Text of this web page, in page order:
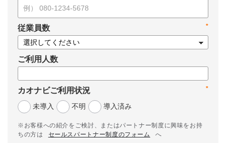
*
従業員数
ご利用人数
*
カオナビご利用状況
未導入
不明 導入済み
※お客様への紹介をご検討、またはパートナー制度に興味をお持
ちの方は
セールスパートナー制度のフォーム へ